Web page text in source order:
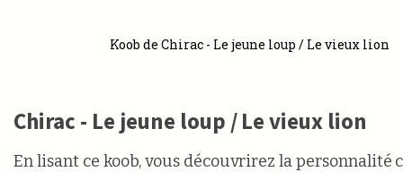
Koob de Chirac - Le jeune loup / Le vieux lion
Chirac - Le jeune loup / Le vieux lion
En lisant ce koob, vous découvrirez la personnalité